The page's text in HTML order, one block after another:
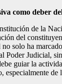
como deber
de la
del
solo ha
Poder Judicial,
guiar la
especialmente de